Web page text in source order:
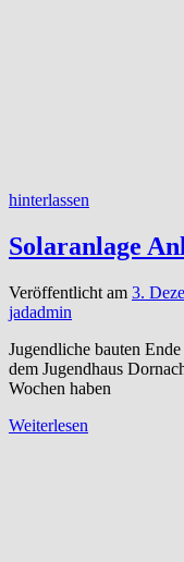
hinterlassen
Solaranlage
Veröffentlicht am 3.
jadadmin
Jugendliche bauten
dem Jugendhaus
Wochen haben
Weiterlesen